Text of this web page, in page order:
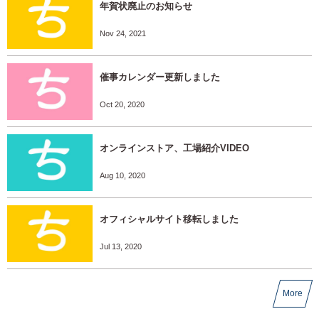
年賀状廃止のお知らせ
Nov 24, 2021
催事カレンダー更新しました
Oct 20, 2020
オンラインストア、工場紹介VIDEO
Aug 10, 2020
オフィシャルサイト移転しました
Jul 13, 2020
More